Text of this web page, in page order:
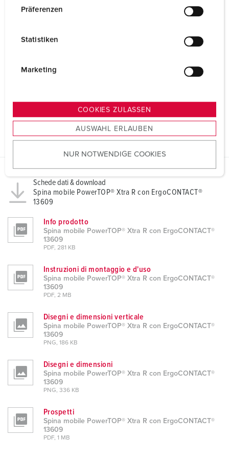
s
u
w
h
l
Präferenzen
Statistiken
Marketing
COOKIES ZULASSEN
AUSWAHL ERLAUBEN
NUR NOTWENDIGE COOKIES
Schede dati & download
Spina mobile PowerTOP® Xtra R con ErgoCONTACT®
13609
Info prodotto
Spina mobile PowerTOP® Xtra R con ErgoCONTACT®
13609
PDF, 281 KB
Instruzioni di montaggio e d'uso
Spina mobile PowerTOP® Xtra R con ErgoCONTACT®
13609
PDF, 2 MB
Disegni e dimensioni verticale
Spina mobile PowerTOP® Xtra R con ErgoCONTACT®
13609
PNG, 186 KB
Disegni e dimensioni
Spina mobile PowerTOP® Xtra R con ErgoCONTACT®
13609
PNG, 336 KB
Prospetti
Spina mobile PowerTOP® Xtra R con ErgoCONTACT®
13609
PDF, 1 MB